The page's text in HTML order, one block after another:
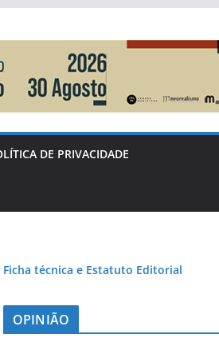
DE PRIVACIDADE
Ficha técnica e Estatuto Editorial
OPINIÃO